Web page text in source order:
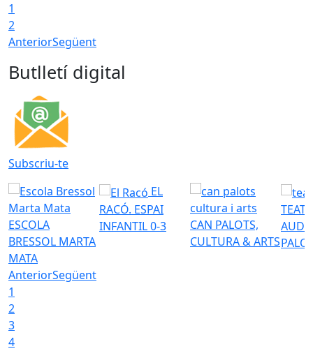
1
2
AnteriorSegüent
Butlletí digital
Subscriu-te
ESCOLA
BRESSOL MARTA
MATA
EL
RACÓ. ESPAI
INFANTIL 0-3
CAN PALOTS,
CULTURA & ARTS
AnteriorSegüent
1
2
3
4